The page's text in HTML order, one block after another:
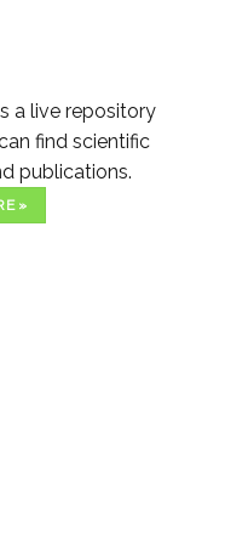
a live repository
find scientific
publications.
»